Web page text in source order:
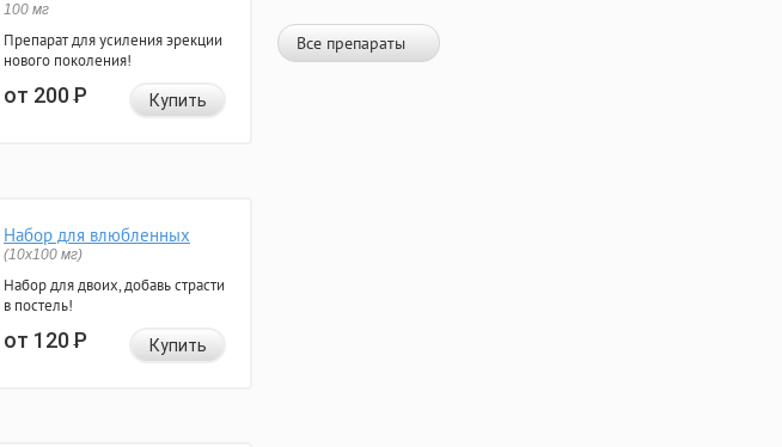
100 мг
Препарат для усиления эрекции
нового поколения!
от 200Р Купить
Набор для влюбленных
(10х100 мг)
Набор для двоих, добавь страсти
в постель!
от 120Р Купить
Все препараты